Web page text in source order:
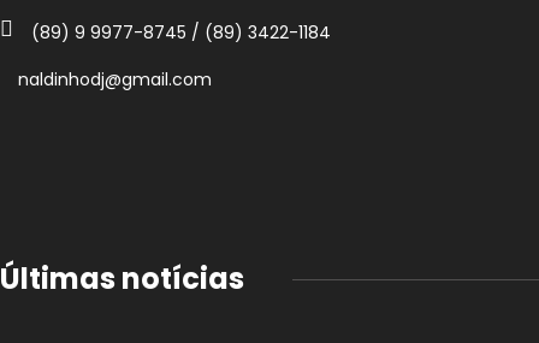
(89) 9 9977-8745 / (89) 3422-1184
naldinhodj@gmail.com
Últimas notícias